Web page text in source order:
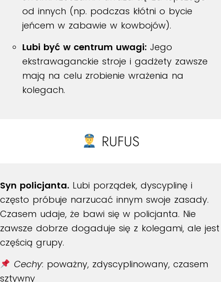
od innych (np. podczas kłótni o bycie
jeńcem w zabawie w kowbojów).
Lubi być w centrum uwagi: Jego
ekstrawaganckie stroje i gadżety zawsze
mają na celu zrobienie wrażenia na
kolegach.
RUFUS
Syn policjanta. Lubi porządek, dyscyplinę i
często próbuje narzucać innym swoje zasady.
Czasem udaje, że bawi się w policjanta. Nie
zawsze dobrze dogaduje się z kolegami, ale jest
częścią grupy.
Cechy: poważny, zdyscyplinowany, czasem
sztywny